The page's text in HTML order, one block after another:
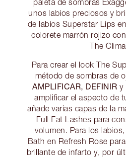
paleta de sombras
unos labios preciosos y
de labios Superstar Lips
colorete marrón rojizo
The
Para crear el look The
método de sombras de
AMPLIFICAR, DEFINIR y
amplificar el aspecto de
añade varias capas de la
Full Fat Lashes para
volumen. Para los
Bath en Refresh Rose
brillante de infarto y, por